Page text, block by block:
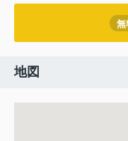
無
地図